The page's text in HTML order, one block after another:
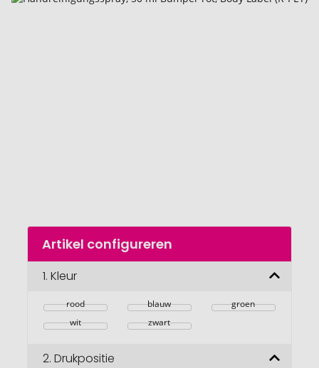
Naar
begin
afbeeldingengalerij
Artikel configureren
1. Kleur
rood blauw
groen
wit
zwart
2. Drukpositie